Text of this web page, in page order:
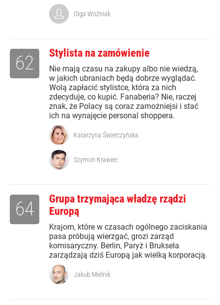
Olga Woźniak
Stylista na zamówienie
Nie mają czasu na zakupy albo nie wiedzą,
w jakich ubraniach będą dobrze wyglądać.
Wolą zapłacić stylistce, która za nich
zdecyduje, co kupić. Fanaberia? Nie, raczej
znak, że Polacy są coraz zamożniejsi i stać
ich na wynajęcie personal shoppera.
62
Katarzyna Świerczyńska
Szymon Krawiec
Grupa trzymająca władzę rządzi
Europą
Krajom, które w czasach ogólnego zaciskania
pasa próbują wierzgać, grozi zarząd
komisaryczny. Berlin, Paryż i Bruksela
zarządzają dziś Europą jak wielką korporacją.
64
Jakub Mielnik